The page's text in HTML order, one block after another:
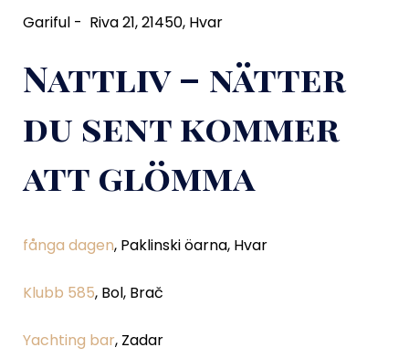
Gariful - Riva 21, 21450, Hvar
Nattliv – nätter
du sent kommer
att glömma
fånga dagen, Paklinski öarna, Hvar
Klubb 585, Bol, Brač
Yachting bar, Zadar